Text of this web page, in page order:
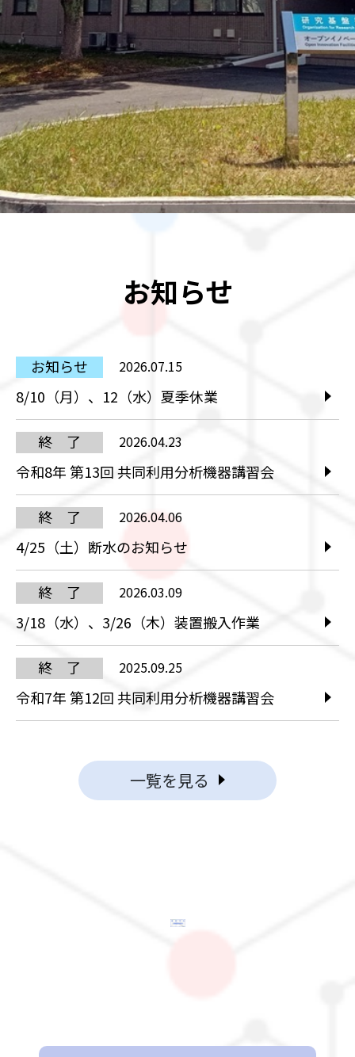
お知らせ
お知らせ 2026.07.15
8/10（月）、12（水）夏季休業
終 了 2026.04.23
令和8年 第13回 共同利用分析機器講習会
終 了 2026.04.06
4/25（土）断水のお知らせ
終 了 2026.03.09
3/18（水）、3/26（木）装置搬入作業
終 了 2025.09.25
令和7年 第12回 共同利用分析機器講習会
一覧を見る